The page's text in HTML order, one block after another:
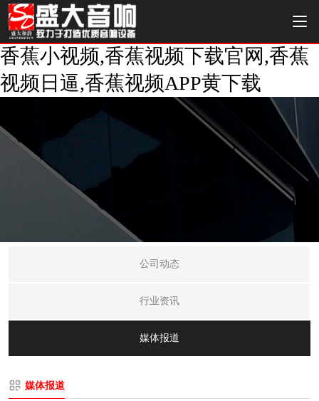
香蕉小视频,香蕉视频下载官网,香蕉
视频日逼,香蕉视频APP黄下载
公司动态
行业资讯
媒体报道
媒体报道